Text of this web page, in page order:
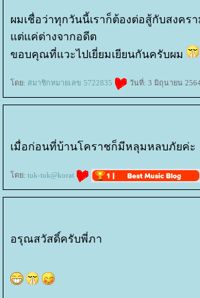
ผมเชื่อว่าทุกวันนี้เราก็ต้องต่อสู้กับสงคร
ต่แค่ต่างจากอดีต
ขอบคุณที่แวะไปเยี่ยมเยียนกันครับผม
ดย: สมาชิกหมายเลข 5722835 วันที่: 3 มิถุนายน 2564
เมื่อก่อนที่บ้านโคราชก็มีหลุมหลบภัยค่ะ
ดย: tuk-tuk@korat
อรุณสวัสดิ์ครับพี่ภา